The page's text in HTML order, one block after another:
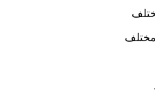
مختلف